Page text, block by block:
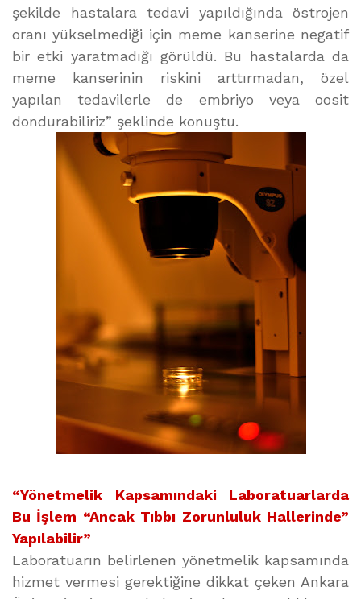
şekilde hastalara tedavi yapıldığında östrojen
oranı yükselmediği için meme kanserine negatif
bir etki yaratmadığı görüldü. Bu hastalarda da
meme kanserinin riskini arttırmadan, özel
yapılan tedavilerle de embriyo veya oosit
dondurabiliriz” şeklinde konuştu.
“Yönetmelik Kapsamındaki Laboratuarlarda
Bu İşlem “Ancak Tıbbı Zorunluluk Hallerinde”
Yapılabilir”
Laboratuarın belirlenen yönetmelik kapsamında
hizmet vermesi gerektiğine dikkat çeken Ankara